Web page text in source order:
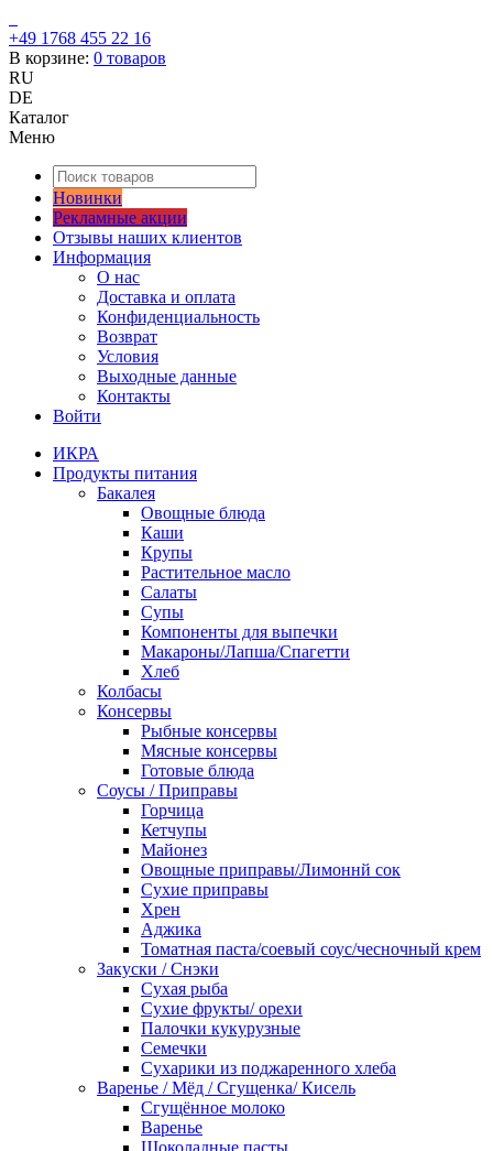
+49 1768 455 22 16
В корзине: 0 товаров
RU
DE
Каталог
Меню
Новинки
Рекламные акции
Отзывы наших клиентов
Информация
О нас
Доставка и оплата
Конфиденциальность
Возврат
Условия
Выходные данные
Контакты
Войти
ИКРА
Продукты питания
Бакалея
Овощные блюда
Каши
Крупы
Растительное масло
Салаты
Супы
Компоненты для выпечки
Макароны/Лапша/Спагетти
Хлеб
Колбасы
Консервы
Рыбные консервы
Мясные консервы
Готовые блюда
Соусы / Приправы
Горчица
Кетчупы
Майонез
Овощные приправы/Лимоннй сок
Сухие приправы
Хрен
Аджика
Томатная паста/соевый соус/чесночный крем
Закуски / Снэки
Сухая рыба
Сухие фрукты/ орехи
Палочки кукурузные
Семечки
Сухарики из поджаренного хлеба
Варенье / Мёд / Сгущенка/ Кисель
Сгущённое молоко
Варенье
Шоколадные пасты